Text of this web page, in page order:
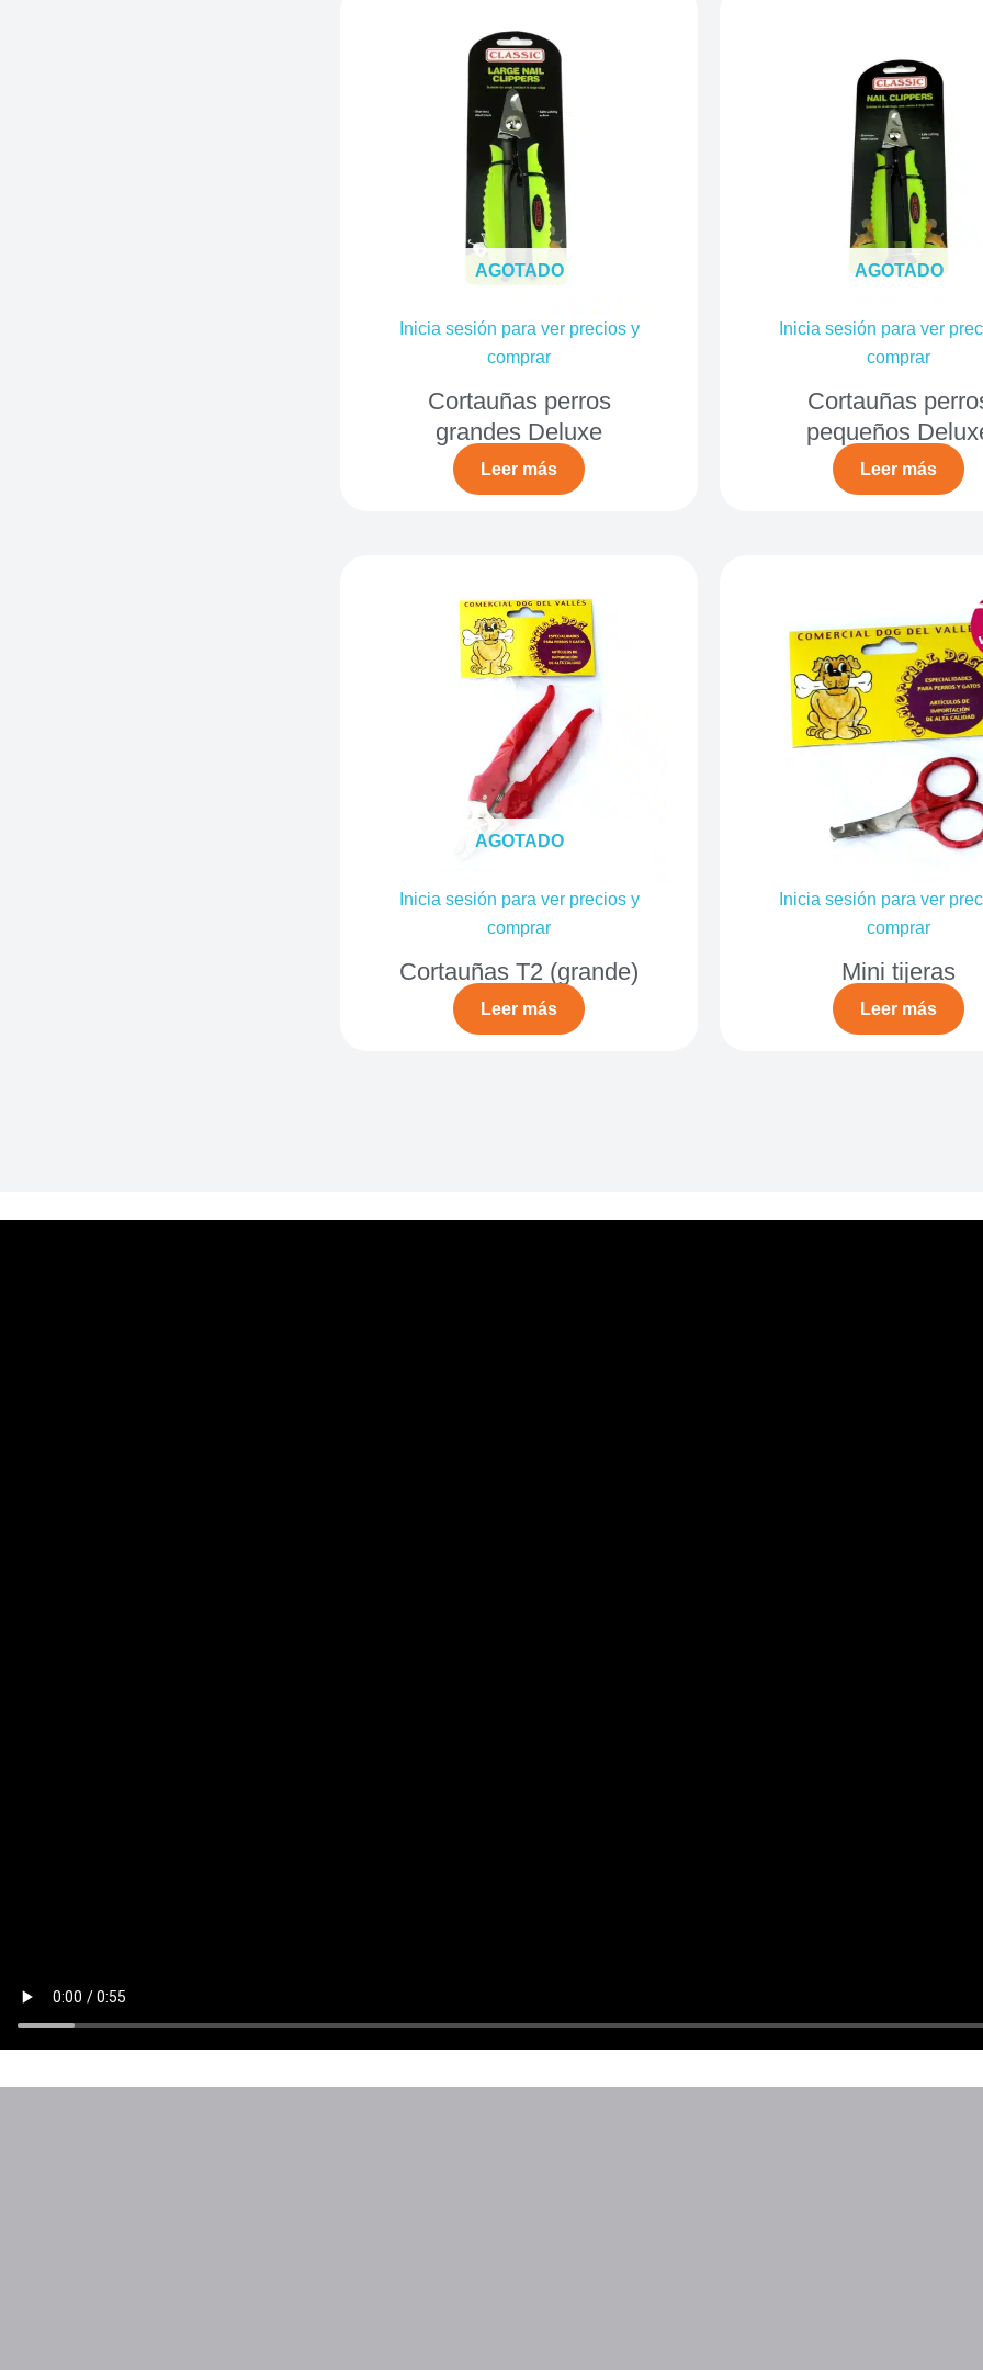
AGOTADO
Inicia sesión para ver precios y
comprar
Cortauñas perros
grandes Deluxe
Leer más
AGOTADO
Inicia sesión para ver
comprar
Cortauñas
pequeños
Leer más
AGOTADO
Inicia sesión para ver precios y
comprar
Cortauñas T2 (grande)
Leer más
Inicia sesión para ver
comprar
Mini tijeras
Leer más